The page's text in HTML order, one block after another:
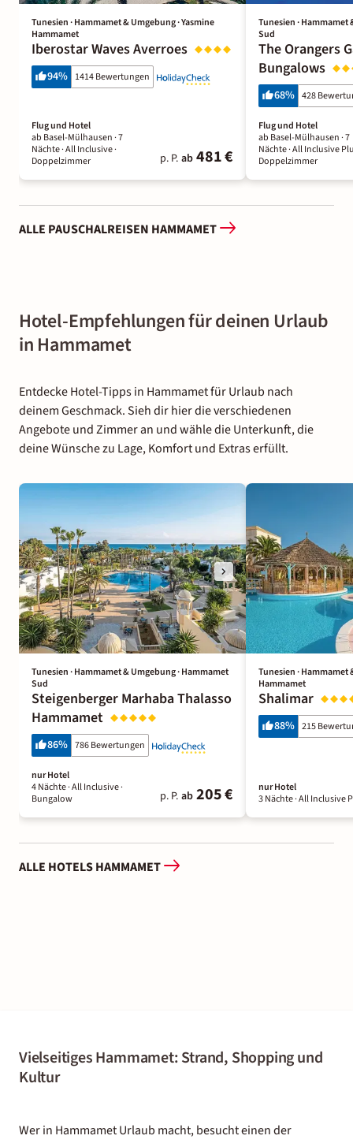
Tunesien · Hammamet & Umgebung · Yasmine
Hammamet
Iberostar Waves Averroes
94% 1414 Bewertungen
Flug und Hotel
ab Basel-Mülhausen ·7
Nächte· All Inclusive·
Doppelzimmer
p. P. ab 481 €
Tunesien · Hammamet
Sud
The Orangers
Bungalows
68% 428
Flug und Hotel
ab Basel-Mülhausen ·7
Nächte· All Inclusive
Doppelzimmer
ALLE PAUSCHALREISEN HAMMAMET
Hotel-Empfehlungen für deinen Urlaub
in Hammamet
Entdecke Hotel-Tipps in Hammamet für Urlaub nach
deinem Geschmack. Sieh dir hier die verschiedenen
Angebote und Zimmer an und wähle die Unterkunft, die
deine Wünsche zu Lage, Komfort und Extras erfüllt.
Tunesien · Hammamet & Umgebung · Hammamet
Sud
Steigenberger Marhaba Thalasso
Hammamet
86% 786 Bewertungen
nur Hotel
4 Nächte· All Inclusive·
Bungalow
p. P. ab 205 €
Tunesien · Hammamet
Hammamet
Shalimar
88% 215
nur Hotel
3 Nächte· All Inclusive
ALLE HOTELS HAMMAMET
Vielseitiges Hammamet: Strand, Shopping und
Kultur
Wer in Hammamet Urlaub macht, besucht einen der